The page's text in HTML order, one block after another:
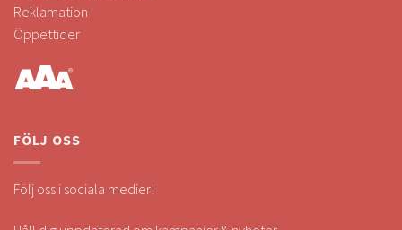
Reklamation
Öppettider
FÖLJ OSS
Följ oss i sociala medier!